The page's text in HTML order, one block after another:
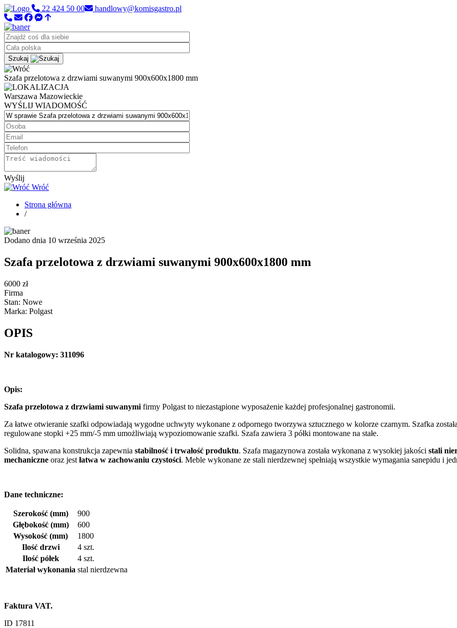
22 424 50 00 handlowy@komisgastro.pl
Szukaj
Szafa przelotowa z drzwiami suwanymi 900x600x1800 mm
Warszawa Mazowieckie
WYŚLIJ WIADOMOŚĆ
Wyślij
Wróć
Strona główna
/
Dodano dnia 10 września 2025
Szafa przelotowa z drzwiami suwanymi 900x600x1800 mm
6000 zł
Firma
Stan: Nowe
Marka: Polgast
OPIS
Nr katalogowy: 311096
Opis:
Szafa przelotowa z drzwiami suwanymi firmy Polgast to niezastąpione wyposażenie każdej profesjonalnej gastronomii.
Za łatwe otwieranie szafki odpowiadają wygodne uchwyty wykonane z odpornego tworzywa sztucznego w kolorze czarnym. Szafka
regulowane stopki +25 mm/-5 mm umożliwiają wypoziomowanie szafki. Szafa zawiera 3 półki montowane na stałe.
Solidna, spawana konstrukcja zapewnia stabilność i trwałość produktu. Szafa magazynowa została wykonana z wysokiej jakości stali
mechaniczne oraz jest łatwa w zachowaniu czystości. Meble wykonane ze stali nierdzewnej spełniają wszystkie wymagania sanepidu i
Dane techniczne:
Szerokość (mm)
900
Głębokość (mm)
600
Wysokość (mm)
1800
Ilość drzwi
4 szt.
Ilość półek
4 szt.
Materiał wykonania stal nierdzewna
Faktura VAT.
ID 17811